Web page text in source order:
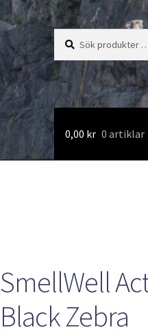
Sök
efter:
Sök
0,00 kr 0 artiklar
SmellWell
Black Zebra